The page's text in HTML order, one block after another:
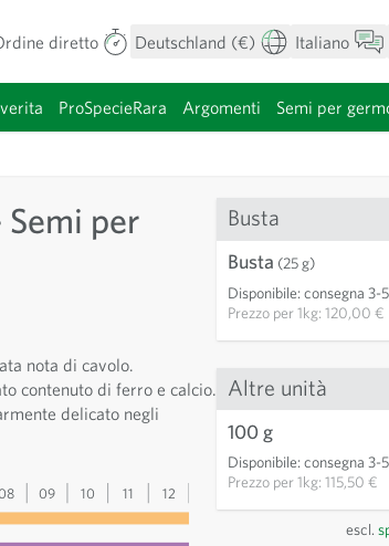
diretto Deutschland (€) Italiano
ProSpecieRara Argomenti Semi per
per
nota di cavolo.
contenuto di ferro e calcio.
delicato negli
09 10 11 12
Busta
Busta (25 g)
Disponibile: consegna 3-
Prezzo per1kg: 120,00 €
Altre unità
100 g
Disponibile: consegna 3-
Prezzo per1kg: 115,50 €
escl.